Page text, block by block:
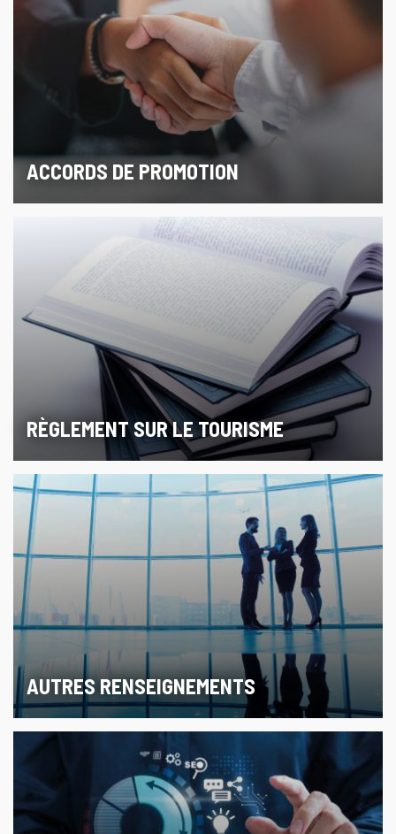
ACCORDS DE PROMOTION
RÈGLEMENT SUR LE TOURISME
AUTRES RENSEIGNEMENTS